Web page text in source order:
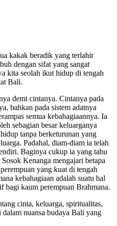
kakak beradik yang terlahir
dengan sifat yang sangat
kita seolah ikut hidup di tengah
Bali.
demi cintanya. Cintanya pada
bahkan pada sistem adatnya
semua kebahagiaannya. Ia
sebagian besar keluarganya
tanpa berketurunan yang
Padahal, diam-diam ia telah
Baginya cukup ia yang tahu
Kenanga mengajari betapa
yang kuat di tengah
kebahagiaan adalah suatu hal
bagi kaum perempuan Brahmana.
cinta, keluarga, spiritualitas,
dalam nuansa budaya Bali yang